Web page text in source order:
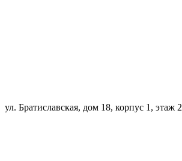
ул. Братиславская, дом 18, корпус 1, этаж 2